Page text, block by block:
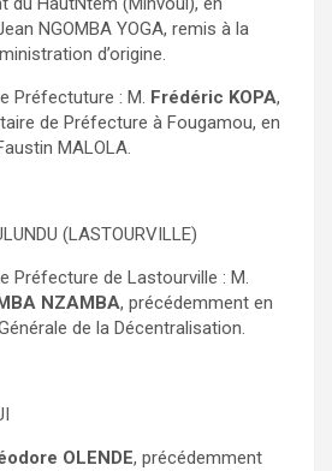
NGOMBA YOGA, remis à la
d’origine.
Préfectuture : M. Frédéric KOPA,
de Préfecture à Fougamou, en
MALOLA.
(LASTOURVILLE)
Préfecture de Lastourville : M.
NZAMBA, précédemment en
de la Décentralisation.
OLENDE, précédemment